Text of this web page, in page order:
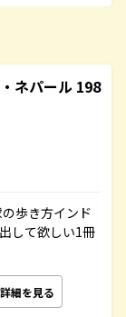
ネパール 198
歩き方インド
して欲しい1冊
詳細を見る